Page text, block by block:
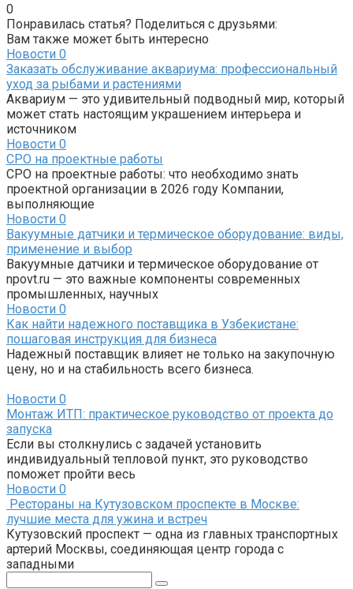
0
Понравилась статья? Поделиться с друзьями:
Вам также может быть интересно
Новости 0
Заказать обслуживание аквариума: профессиональный
уход за рыбами и растениями
Аквариум — это удивительный подводный мир, который
может стать настоящим украшением интерьера и
источником
Новости 0
СРО на проектные работы
СРО на проектные работы: что необходимо знать
проектной организации в 2026 году Компании,
выполняющие
Новости 0
Вакуумные датчики и термическое оборудование: виды,
применение и выбор
Вакуумные датчики и термическое оборудование от
npovt.ru — это важные компоненты современных
промышленных, научных
Новости 0
Как найти надежного поставщика в Узбекистане:
пошаговая инструкция для бизнеса
Надежный поставщик влияет не только на закупочную
цену, но и на стабильность всего бизнеса.
Новости 0
Монтаж ИТП: практическое руководство от проекта до
запуска
Если вы столкнулись с задачей установить
индивидуальный тепловой пункт, это руководство
поможет пройти весь
Новости 0
Рестораны на Кутузовском проспекте в Москве:
лучшие места для ужина и встреч
Кутузовский проспект — одна из главных транспортных
артерий Москвы, соединяющая центр города с
западными